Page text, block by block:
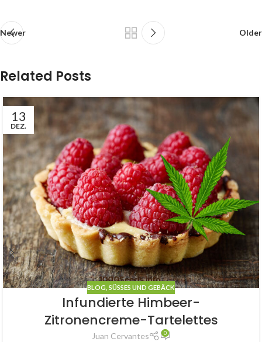
Newer Older
Related Posts
13
DEZ.
BLOG SÜSSES UND GEBÄCK
Infundierte Himbeer-
Zitronencreme-Tartelettes
Juan Cervantes 0